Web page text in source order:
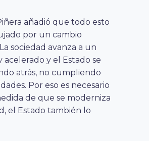
añadió que todo esto
por un cambio
sociedad avanza a un
y el Estado se
atrás, no cumpliendo
Por eso es necesario
de que se moderniza
el Estado también lo